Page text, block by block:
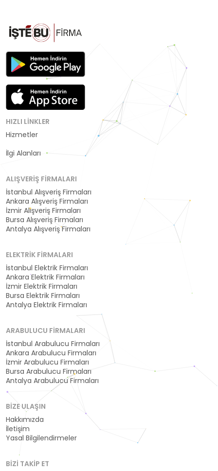
HIZLI LINKLER
Hizmetler
İlgi Alanları
ALIŞVERIŞ FIRMALARI
İstanbul Alışveriş Firmaları
Ankara Alışveriş Firmaları
İzmir Alışveriş Firmaları
Bursa Alışveriş Firmaları
Antalya Alışveriş Firmaları
ELEKTRIK FIRMALARI
İstanbul Elektrik Firmaları
Ankara Elektrik Firmaları
İzmir Elektrik Firmaları
Bursa Elektrik Firmaları
Antalya Elektrik Firmaları
ARABULUCU FIRMALARI
İstanbul Arabulucu Firmaları
Ankara Arabulucu Firmaları
İzmir Arabulucu Firmaları
Bursa Arabulucu Firmaları
Antalya Arabulucu Firmaları
BIZE ULAŞIN
Hakkımızda
İletişim
Yasal Bilgilendirmeler
BIZI TAKIP ET